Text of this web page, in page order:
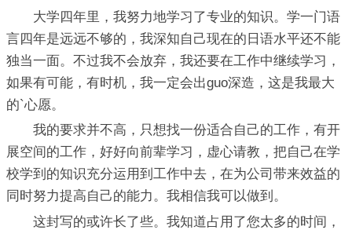
大学四年里，我努力地学习了专业的知识。学一门语
言四年是远远不够的，我深知自己现在的日语水平还不能
独当一面。不过我不会放弃，我还要在工作中继续学习，
如果有可能，有时机，我一定会出guo深造，这是我最大
的`心愿。
我的要求并不高，只想找一份适合自己的工作，有开
展空间的工作，好好向前辈学习，虚心请教，把自己在学
校学到的知识充分运用到工作中去，在为公司带来效益的
同时努力提高自己的能力。我相信我可以做到。
这封写的或许长了些。我知道占用了您太多的时间，